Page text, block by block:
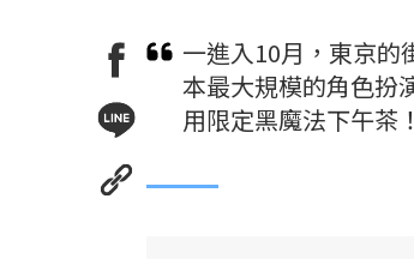
一進入10月，東京的
本最大規模的角色扮
用限定黑魔法下午茶！